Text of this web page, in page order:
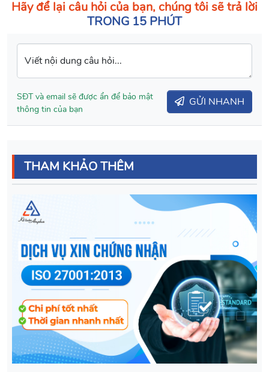
Hãy để lại câu hỏi của bạn, chúng tôi sẽ trả lời
TRONG 15 PHÚT
Viết nội dung câu hỏi...
SĐT và email sẽ được ẩn để bảo mật
thông tin của bạn
GỬI NHANH
THAM KHẢO THÊM